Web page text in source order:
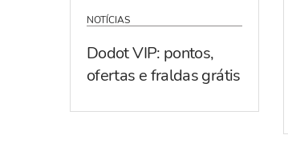
NOTÍCIAS
Dodot VIP: pontos,
ofertas e fraldas grátis